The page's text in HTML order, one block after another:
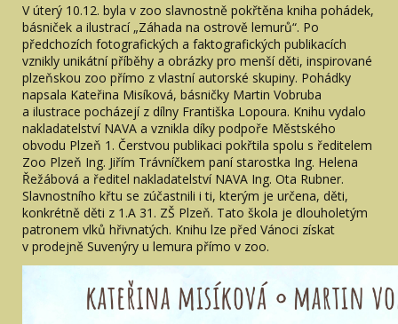
V úterý 10.12. byla v zoo slavnostně pokřtěna kniha pohádek,
básniček a ilustrací „Záhada na ostrově lemurů“. Po
předchozích fotografických a faktografických publikacích
vznikly unikátní příběhy a obrázky pro menší děti, inspirované
plzeňskou zoo přímo z vlastní autorské skupiny. Pohádky
napsala Kateřina Misíková, básničky Martin Vobruba
a ilustrace pocházejí z dílny Františka Lopoura. Knihu vydalo
nakladatelství NAVA a vznikla díky podpoře Městského
obvodu Plzeň 1. Čerstvou publikaci pokřtila spolu s ředitelem
Zoo Plzeň Ing. Jiřím Trávníčkem paní starostka Ing. Helena
Řežábová a ředitel nakladatelství NAVA Ing. Ota Rubner.
Slavnostního křtu se zúčastnili i ti, kterým je určena, děti,
konkrétně děti z 1.A 31. ZŠ Plzeň. Tato škola je dlouholetým
patronem vlků hřivnatých. Knihu lze před Vánoci získat
v prodejně Suvenýry u lemura přímo v zoo.